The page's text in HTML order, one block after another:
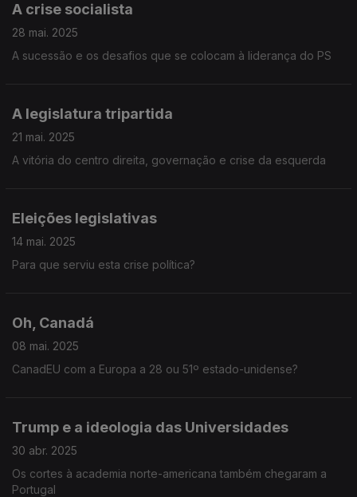
A crise socialista
28 mai. 2025
A sucessão e os desafios que se colocam à liderança do PS
A legislatura tripartida
21 mai. 2025
A vitória do centro direita, governação e crise da esquerda
Eleições legislativas
14 mai. 2025
Para que serviu esta crise política?
Oh, Canadá
08 mai. 2025
CanadEU com a Europa a 28 ou 51º estado-unidense?
Trump e a ideologia das Universidades
30 abr. 2025
Os cortes à academia norte-americana também chegaram a
Portugal